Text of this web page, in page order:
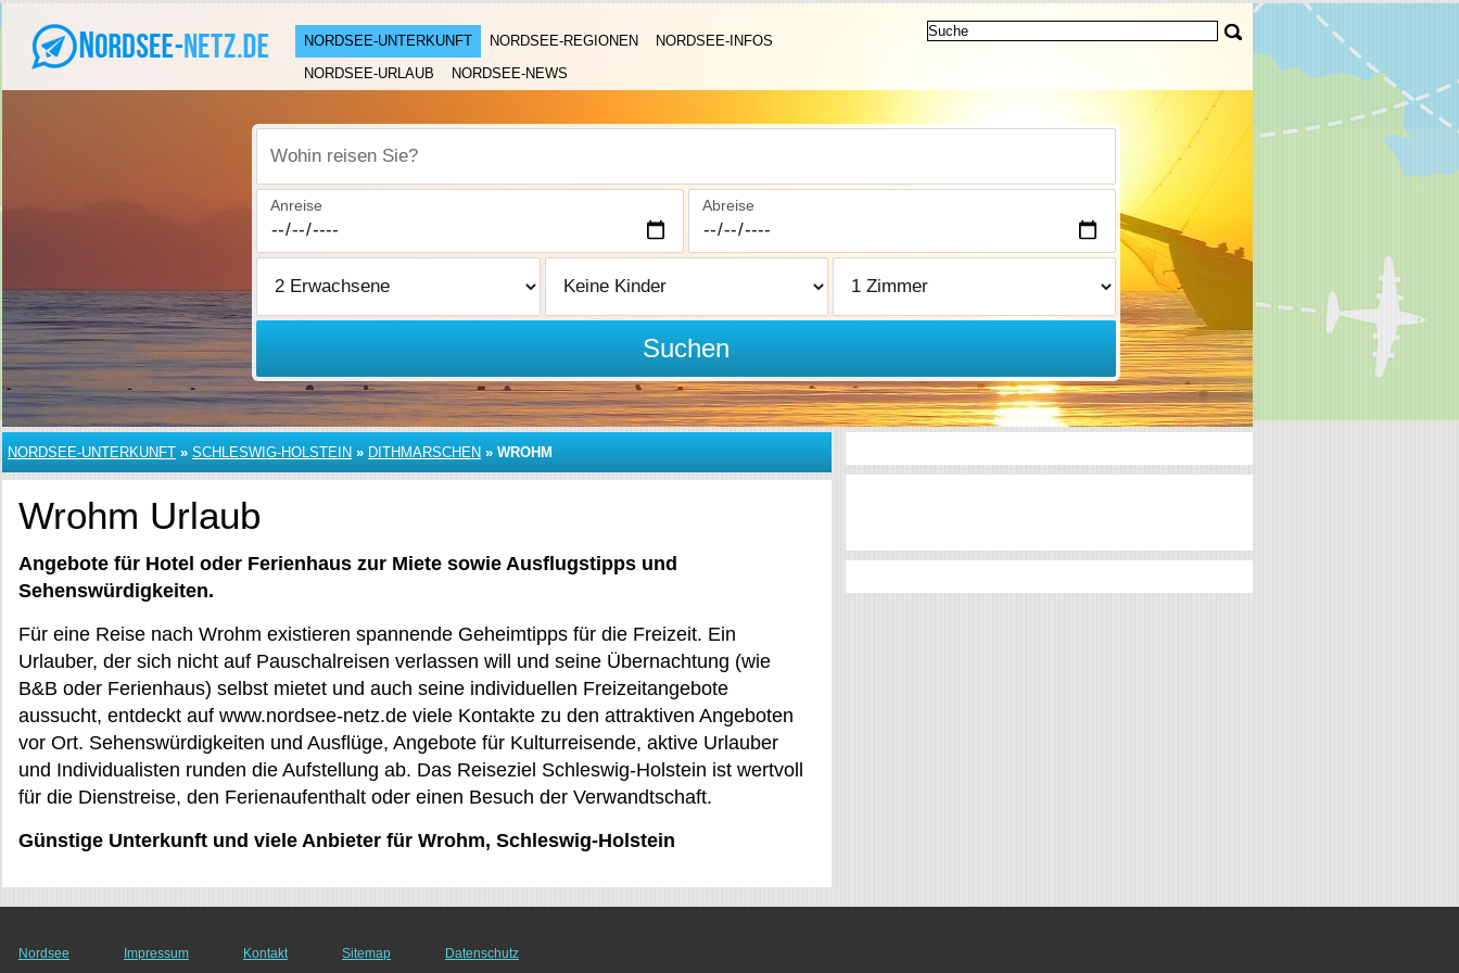
NORDSEE-UNTERKUNFT NORDSEE-REGIONEN
NORDSEE-INFOS
NORDSEE-URLAUB
NORDSEE-NEWS
Wohin reisen Sie?
Anreise Abreise
Suchen
NORDSEE-UNTERKUNFT » SCHLESWIG-HOLSTEIN » DITHMARSCHEN » WROHM
Wrohm Urlaub
Angebote für Hotel oder Ferienhaus zur Miete sowie Ausflugstipps und
Sehenswürdigkeiten.
Für eine Reise nach Wrohm existieren spannende Geheimtipps für die Freizeit. Ein
Urlauber, der sich nicht auf Pauschalreisen verlassen will und seine Übernachtung (wie
B&B oder Ferienhaus) selbst mietet und auch seine individuellen Freizeitangebote
aussucht, entdeckt auf www.nordsee-netz.de viele Kontakte zu den attraktiven Angeboten
vor Ort. Sehenswürdigkeiten und Ausflüge, Angebote für Kulturreisende, aktive Urlauber
und Individualisten runden die Aufstellung ab. Das Reiseziel Schleswig-Holstein ist wertvoll
für die Dienstreise, den Ferienaufenthalt oder einen Besuch der Verwandtschaft.
Günstige Unterkunft und viele Anbieter für Wrohm, Schleswig-Holstein
Nordsee Impressum Kontakt Sitemap Datenschutz